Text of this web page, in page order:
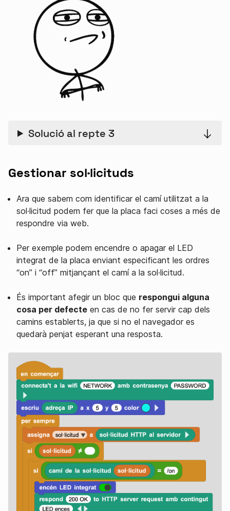
Solució al repte 3
Gestionar sol·licituds
Ara que sabem com identificar el camí utilitzat a la
sol·licitud podem fer que la placa faci coses a més de
respondre via web.
Per exemple podem encendre o apagar el LED
integrat de la placa enviant especificant les ordres
“on” i “off” mitjançant el camí a la sol·licitud.
És important afegir un bloc que respongui alguna
cosa per defecte en cas de no fer servir cap dels
camins establerts, ja que si no el navegador es
quedarà penjat esperant una resposta.